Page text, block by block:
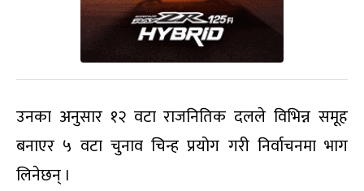
उनका अनुसार १२ वटा राजनितिक दलले विभिन्न समूह
बनाएर ५ वटा चुनाव चिन्ह प्रयोग गरी निर्वाचनमा भाग
लिनेछन् ।